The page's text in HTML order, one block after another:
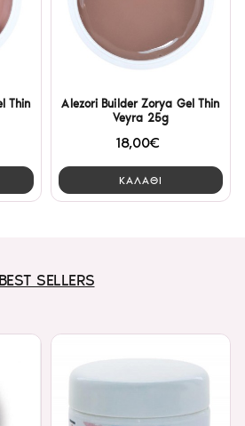
Thin
Alezori Builder Zorya Gel Thin
Veyra 25g
18,00€
ΚΑΛΑΘΙ
BEST SELLERS